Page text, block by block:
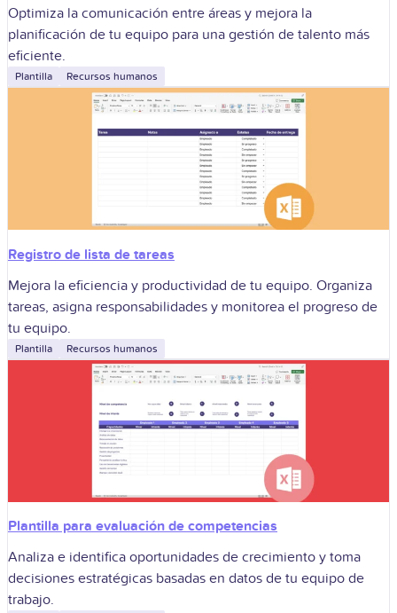
Optimiza la comunicación entre áreas y mejora la
planificación de tu equipo para una gestión de talento más
eficiente.
Plantilla Recursos humanos
Registro de lista de tareas
Mejora la eficiencia y productividad de tu equipo. Organiza
tareas, asigna responsabilidades y monitorea el progreso de
tu equipo.
Plantilla Recursos humanos
Plantilla para evaluación de competencias
Analiza e identifica oportunidades de crecimiento y toma
decisiones estratégicas basadas en datos de tu equipo de
trabajo.